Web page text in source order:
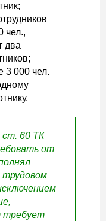
чел.,
два
3 000 чел.
ст. 60 ТК
от
трудовом
требует